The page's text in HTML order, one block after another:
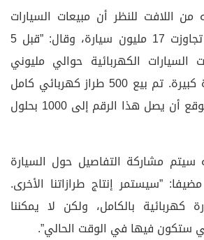
من اللافت للنظر أن مبيعات السيارات
الكهربائية العالمية تجاوزت 17 مليون سيارة، وقال: ”قبل 5
السيارات الكهربائية حوالي مليوني
وحدة. وأظهرت زيادة كبيرة. تم بيع 500 طراز كهربائي كامل
في العالم. ومن المتوقع أن يصل هذا الرقم إلى 1000 بحلول
سيتم مشاركة التفاصيل حول السيارة
”سيستمر إنتاج طرازاتنا الأخرى.
بالكامل، ولكن لا يمكننا
ستكون فيها في الوقت الحالي”.